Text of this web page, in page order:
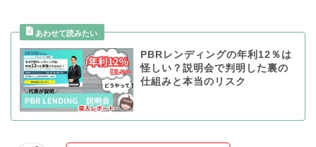
PBRレンディングの年利12％は
怪しい？説明会で判明した裏の
仕組みと本当のリスク